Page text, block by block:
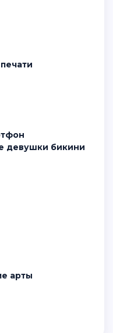
девушки бикини
арты